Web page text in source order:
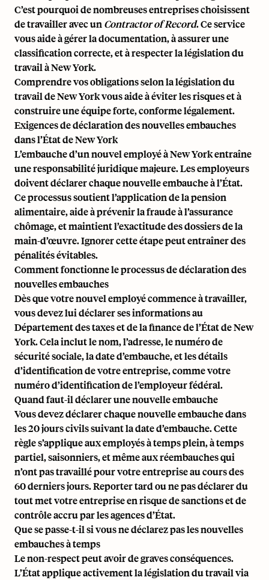
C’est pourquoi de nombreuses entreprises choisissent
de travailler avec un Contractor of Record. Ce service
vous aide à gérer la documentation, à assurer une
classification correcte, et à respecter la législation du
travail à New York.
Comprendre vos obligations selon la législation du
travail de New York vous aide à éviter les risques et à
construire une équipe forte, conforme légalement.
Exigences de déclaration des nouvelles embauches
dans l’État de New York
L’embauche d’un nouvel employé à New York entraîne
une responsabilité juridique majeure. Les employeurs
doivent déclarer chaque nouvelle embauche à l’État.
Ce processus soutient l’application de la pension
alimentaire, aide à prévenir la fraude à l’assurance
chômage, et maintient l’exactitude des dossiers de la
main-d’œuvre. Ignorer cette étape peut entraîner des
pénalités évitables.
Comment fonctionne le processus de déclaration des
nouvelles embauches
Dès que votre nouvel employé commence à travailler,
vous devez lui déclarer ses informations au
Département des taxes et de la finance de l’État de New
York. Cela inclut le nom, l’adresse, le numéro de
sécurité sociale, la date d’embauche, et les détails
d’identification de votre entreprise, comme votre
numéro d’identification de l’employeur fédéral.
Quand faut-il déclarer une nouvelle embauche
Vous devez déclarer chaque nouvelle embauche dans
les 20 jours civils suivant la date d’embauche. Cette
règle s’applique aux employés à temps plein, à temps
partiel, saisonniers, et même aux réembauches qui
n’ont pas travaillé pour votre entreprise au cours des
60 derniers jours. Reporter tard ou ne pas déclarer du
tout met votre entreprise en risque de sanctions et de
contrôle accru par les agences d’État.
Que se passe-t-il si vous ne déclarez pas les nouvelles
embauches à temps
Le non-respect peut avoir de graves conséquences.
L’État applique activement la législation du travail via